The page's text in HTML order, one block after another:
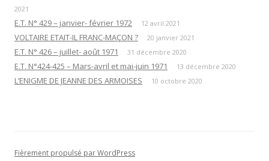
2021
E.T. N° 429 – janvier- février 1972 12 avril 2021
VOLTAIRE ETAIT-IL FRANC-MAÇON ? 20 janvier 2021
E.T. N° 426 – juillet- août 1971 31 décembre 2020
E.T. N°424-425 – Mars-avril et mai-juin 1971 13 décembre 2020
L’ENIGME DE JEANNE DES ARMOISES 10 octobre 2020
Fièrement propulsé par WordPress